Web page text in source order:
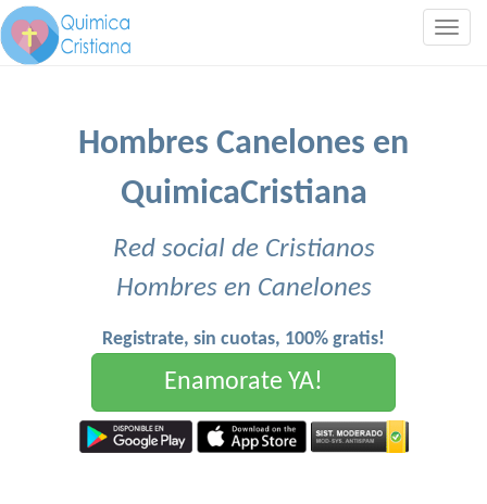
Hombres Canelones en
QuimicaCristiana
Red social de Cristianos
Hombres en Canelones
Registrate, sin cuotas, 100% gratis!
Enamorate YA!